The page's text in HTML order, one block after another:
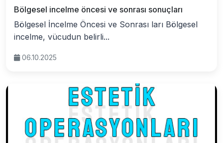
Bölgesel incelme öncesi ve sonrası sonuçları
Bölgesel İncelme Öncesi ve Sonrası ları Bölgesel
incelme, vücudun belirli...
06.10.2025